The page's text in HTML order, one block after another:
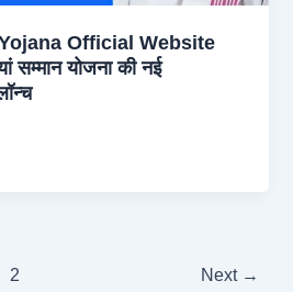
Official Website
योजना की नई
2 Next →